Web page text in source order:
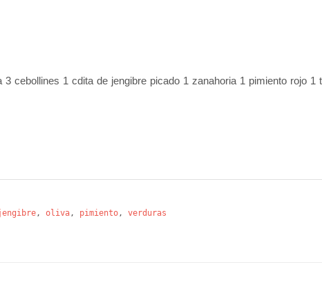
cebollines 1 cdita de jengibre picado 1 zanahoria 1 pimiento rojo 1
, oliva, pimiento, verduras